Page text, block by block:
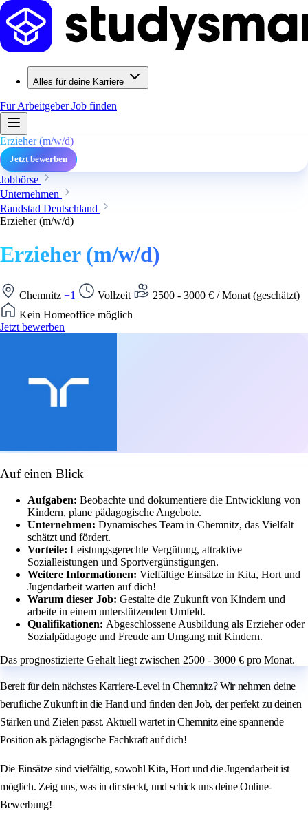
Alles für deine Karriere
Für ArbeitgeberJob finden
Erzieher (m/w/d)
Jetzt bewerben
Jobbörse
Unternehmen
Randstad Deutschland
Erzieher (m/w/d)
Erzieher (m/w/d)
Chemnitz +1 Vollzeit
2500 - 3000 € / Monat (geschätzt)
Kein Homeoffice möglich
Jetzt bewerben
Auf einen Blick
Aufgaben: Beobachte und dokumentiere die Entwicklung von
Kindern, plane pädagogische Angebote.
Unternehmen: Dynamisches Team in Chemnitz, das Vielfalt
schätzt und fördert.
Vorteile: Leistungsgerechte Vergütung, attraktive
Sozialleistungen und Sportvergünstigungen.
Weitere Informationen: Vielfältige Einsätze in Kita, Hort und
Jugendarbeit warten auf dich!
Warum dieser Job: Gestalte die Zukunft von Kindern und
arbeite in einem unterstützenden Umfeld.
Qualifikationen: Abgeschlossene Ausbildung als Erzieher oder
Sozialpädagoge und Freude am Umgang mit Kindern.
Das prognostizierte Gehalt liegt zwischen 2500 - 3000 € pro Monat.
Bereit für dein nächstes Karriere-Level in Chemnitz? Wir nehmen deine
berufliche Zukunft in die Hand und finden den Job, der perfekt zu deinen
Stärken und Zielen passt. Aktuell wartet in Chemnitz eine spannende
Position als pädagogische Fachkraft auf dich!
Die Einsätze sind vielfältig, sowohl Kita, Hort und die Jugendarbeit ist
möglich. Zeig uns, was in dir steckt, und schick uns deine Online-
Bewerbung!